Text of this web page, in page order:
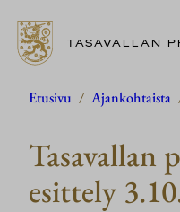
Siirry
TASAVALLAN
Etusivu / Ajankohtaista
Tasavallan
esittely